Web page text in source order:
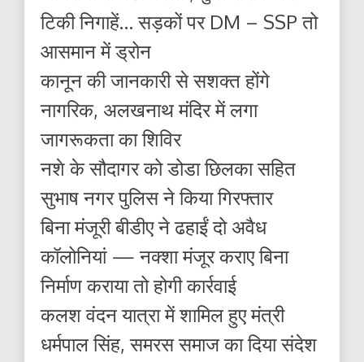
टिकी निगाहें… सड़कों पर DM – SSP तो
आसमान में ड्रोन
कानून की जानकारी से सशक्त होंगे
नागरिक, अलखनाथ मंदिर में लगा
जागरूकता का शिविर
नशे के सौदागर को डोडा छिलका सहित
सुभाष नगर पुलिस ने किया गिरफ्तार
बिना मंजूरी बीडीए ने ढहाईं दो अवैध
कॉलोनियां — नक्शा मंजूर कराए बिना
निर्माण कराया तो होगी कार्रवाई
कलश वंदन यात्रा में शामिल हुए मंत्री
धर्मपाल सिंह, समरस समाज का दिया संदेश